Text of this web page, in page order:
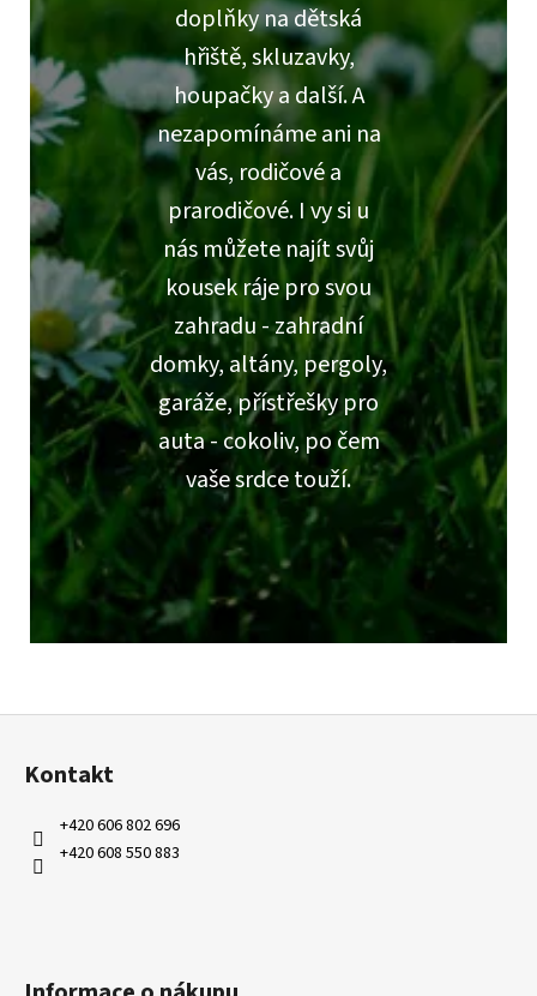
doplňky na dětská
hřiště, skluzavky,
houpačky a další. A
nezapomínáme ani na
vás, rodičové a
prarodičové. I vy si u
nás můžete najít svůj
kousek ráje pro svou
zahradu - zahradní
domky, altány, pergoly,
garáže, přístřešky pro
auta - cokoliv, po čem
vaše srdce touží.
Z
Kontakt
+420 606 802 696
+420 608 550 883